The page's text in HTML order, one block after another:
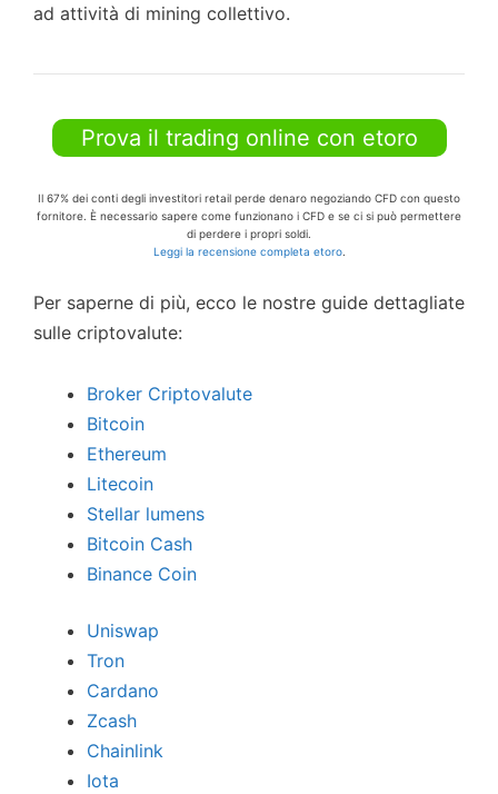
ad attività di mining collettivo.
Prova il trading online con etoro
Il 67% dei conti degli investitori retail perde denaro negoziando CFD con questo
fornitore. È necessario sapere come funzionano i CFD e se ci si può permettere
di perdere i propri soldi.
Leggi la recensione completa etoro.
Per saperne di più, ecco le nostre guide dettagliate
sulle criptovalute:
Broker Criptovalute
Bitcoin
Ethereum
Litecoin
Stellar lumens
Bitcoin Cash
Binance Coin
Uniswap
Tron
Cardano
Zcash
Chainlink
Iota